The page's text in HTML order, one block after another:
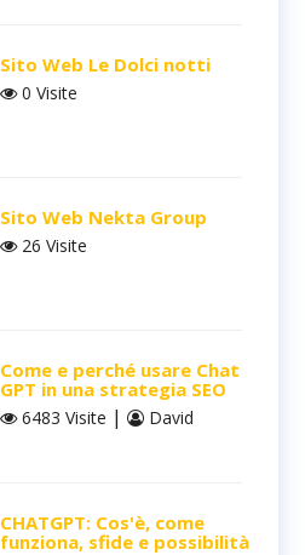
Sito Web Le Dolci notti
0 Visite
Sito Web Nekta Group
26 Visite
Come e perché usare Chat
GPT in una strategia SEO
6483 Visite | David
CHATGPT: Cos'è, come
funziona, sfide e possibilità